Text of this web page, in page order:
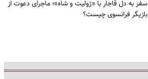
سفر به دل قاجار با «ژولیت و شاه»؛ ماجرای دعوت از
‌بازیگر فرانسوی چیست؟